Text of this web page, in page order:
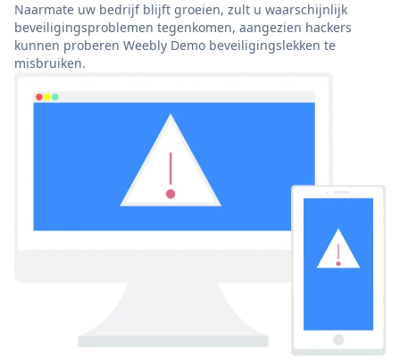
Naarmate uw bedrijf blijft groeien, zult u waarschijnlijk
beveiligingsproblemen tegenkomen, aangezien hackers
kunnen proberen Weebly Demo beveiligingslekken te
misbruiken.